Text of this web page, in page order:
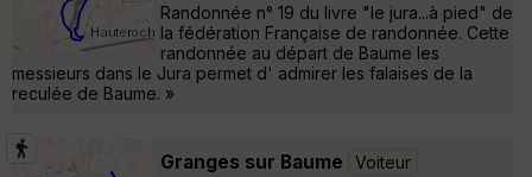
Randonnée n° 19 du livre "le jura...à pied" de
la fédération Française de randonnée. Cette
randonnée au départ de Baume les
messieurs dans le Jura permet d' admirer les falaises de la
reculée de Baume. »
Granges sur Baume Voiteur